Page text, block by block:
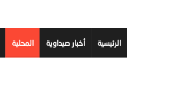
الرئيسية أخبار صيداوية المحلية